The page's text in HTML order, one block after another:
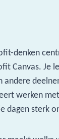
denken
Canvas. Je
werken
sterk